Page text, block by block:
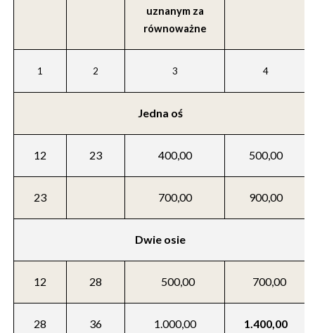
uznanym za
równoważne
1 2 3 4
Jedna oś
12 23 400,00 500,00
23 700,00 900,00
Dwie osie
12 28 500,00 700,00
28 36 1.000,00 1.400,00